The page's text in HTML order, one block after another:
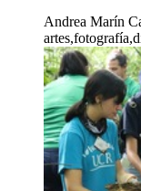
Andrea Marín